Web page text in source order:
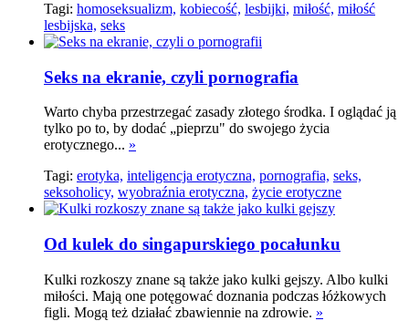
Tagi: homoseksualizm, kobiecość, lesbijki, miłość, miłość
lesbijska, seks
Seks na ekranie, czyli pornografia
Warto chyba przestrzegać zasady złotego środka. I oglądać ją
tylko po to, by dodać „pieprzu" do swojego życia
erotycznego... »
Tagi: erotyka, inteligencja erotyczna, pornografia, seks,
seksoholicy, wyobraźnia erotyczna, życie erotyczne
Od kulek do singapurskiego pocałunku
Kulki rozkoszy znane są także jako kulki gejszy. Albo kulki
miłości. Mają one potęgować doznania podczas łóżkowych
figli. Mogą też działać zbawiennie na zdrowie. »